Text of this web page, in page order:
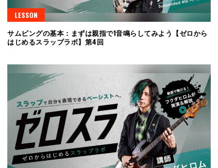
LESSON
サムピングの基本：まずは親指で1音鳴らしてみよう【ゼロから
はじめるスラップラボ】第4回